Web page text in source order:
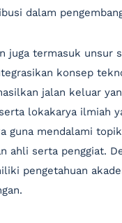
dalam
juga termasuk unsur
konsep
jalan keluar
lokakarya ilmiah
guna mendalami
ahli serta penggiat.
pengetahuan